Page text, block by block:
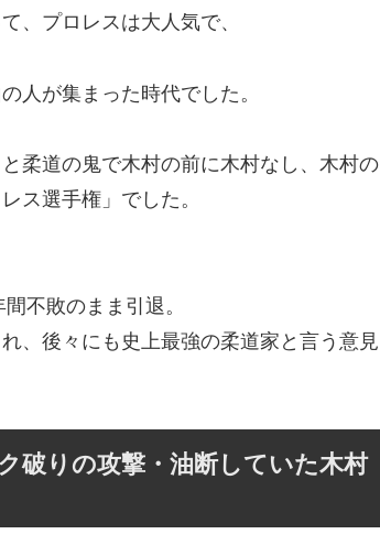
、プロレスは大人気で、
人が集まった時代でした。
柔道の鬼で木村の前に木村なし、木村の
ス選手権」でした。
不敗のまま引退。
、後々にも史上最強の柔道家と言う意見
破りの攻撃・油断していた木村